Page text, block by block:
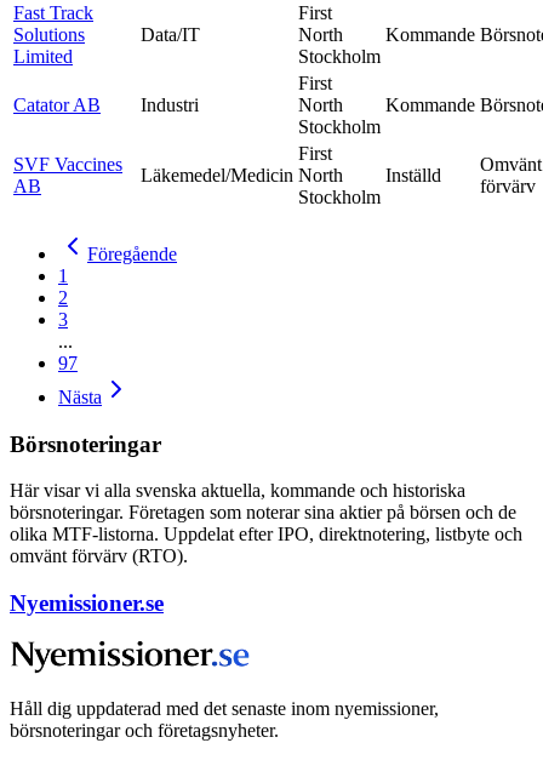
Fast Track
Solutions
Limited
Data/IT
First
North
Stockholm
Kommande
Catator AB Industri
First
North
Stockholm
Kommande
SVF Vaccines
AB
Läkemedel/Medicin
First
North
Stockholm
Inställd
Omvänt
förvärv
Föregående
1
2
3
...
97
Nästa
Börsnoteringar
Här visar vi alla svenska aktuella, kommande och historiska
börsnoteringar. Företagen som noterar sina aktier på börsen och de
olika MTF-listorna. Uppdelat efter IPO, direktnotering, listbyte och
omvänt förvärv (RTO).
Nyemissioner.se
Håll dig uppdaterad med det senaste inom nyemissioner,
börsnoteringar och företagsnyheter.